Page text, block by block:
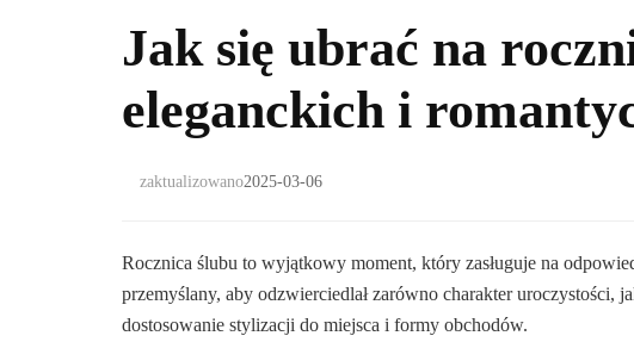
Jak się ubrać na
eleganckich i
zaktualizowano2025-03-06
Rocznica ślubu to wyjątkowy moment, który zasługuje na
przemyślany, aby odzwierciedlał zarówno charakter uroczystości,
dostosowanie stylizacji do miejsca i formy obchodów.